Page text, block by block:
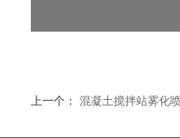
上一个： 混凝土搅拌站雾化